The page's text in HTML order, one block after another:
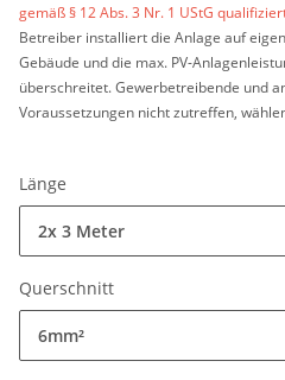
gemäß § 12 Abs. 3 Nr. 1 UStG
Betreiber installiert die Anlage auf
Gebäude und die max. PV-
überschreitet. Gewerbetreibende und
Voraussetzungen nicht zutreffen,
Länge
2x 3 Meter
Querschnitt
6mm²